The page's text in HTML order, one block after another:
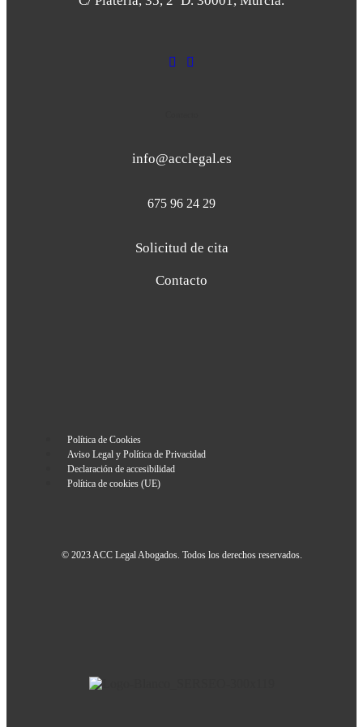
info@acclegal.es
675 96 24 29
Solicitud de cita
Contacto
Política de Cookies
Aviso Legal y Política de Privacidad
Declaración de accesibilidad
Política de cookies (UE)
© 2023 ACC Legal Abogados. Todos los derechos reservados.